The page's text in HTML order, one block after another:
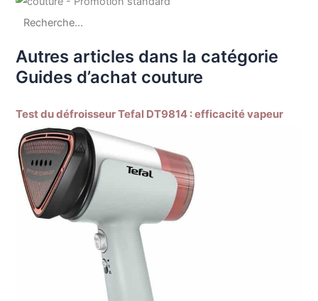
Autres articles dans la catégorie
Guides d’achat couture
Test du défroisseur Tefal DT9814 : efficacité vapeur